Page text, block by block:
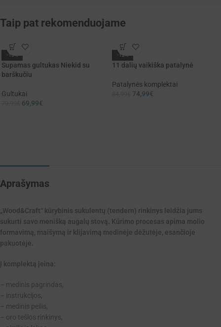
Taip pat rekomenduojame
-13%
Supamas gultukas Niekid su
barškučiu
Gultukai
69,99€
-12%
11 dalių vaikiška patalynė
Patalynės komplektai
74,99€
Aprašymas
„Wood&Craft“ kūrybinis sukulentų (tendern) rinkinys leidžia jums
sukurti savo menišką augalų stovą. Kūrimo procesas apima molio
formavimą, maišymą ir klijavimą medinėje dėžutėje, esančioje
pakuotėje.
Į komplektą įeina:
– medinis pagrindas,
– instrukcijos,
– medinis peilis,
– oro tešlos rinkinys,